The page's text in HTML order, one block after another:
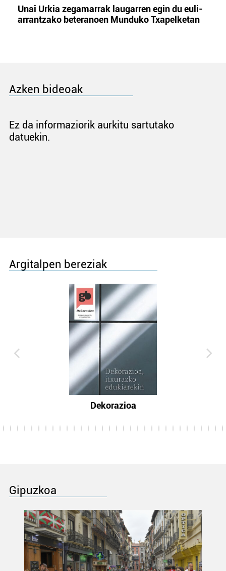
Unai Urkia zegamarrak laugarren egin du euli-
arrantzako beteranoen Munduko Txapelketan
Azken bideoak
Ez da informaziorik aurkitu sartutako
datuekin.
Argitalpen bereziak
Dekorazioa
Gipuzkoa